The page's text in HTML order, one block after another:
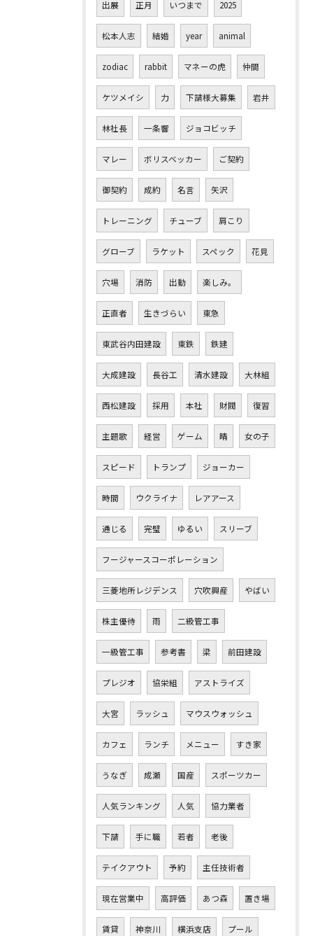
出展 正月 いつまで 2025
松本人志 結婚 year animal
zodiac rabbit マネーの虎 仲間
ケツメイシ 力 下請様大募集 岩井
林社長 一条響 ジョコビッチ
マレー ボリスベッカー ご契約
御契約 成約 名言 矢沢
トレーニング チューブ 肩こり
グローブ ラケット スペック 花見
穴場 消防 出動 楽しみ。
正直者 生きづらい 東急
東武谷内田建設 東鉄 鉄建
大成建設 長谷工 清水建設 大林組
西松建設 採用 本社 財閥 復習
主題歌 経営 ゲーム 晴 女の子
スピード トランプ ジョーカー
時間 ウクライナ レアアース
通じる 完璧 ゆるい スリーブ
フージャースコーポレーション
三菱地所レジデンス 穴吹興産 やばい
株主優待 雨 二級管工事
一級管工事 参考書 梁 前田建設
プレジオ 協栄組 アストライズ
大宮 ラッシュ マウスウォッシュ
カフェ ランチ メニュー すき家
うなぎ 成瀬 国産 スポーツカー
人気ランキング 人気 協力業者
下請 手に職 若者 老後
テイクアウト 予約 主任技術者
現在営業中 高評価 あつ森 置き場
賃貸 神奈川 横浜支店 プール